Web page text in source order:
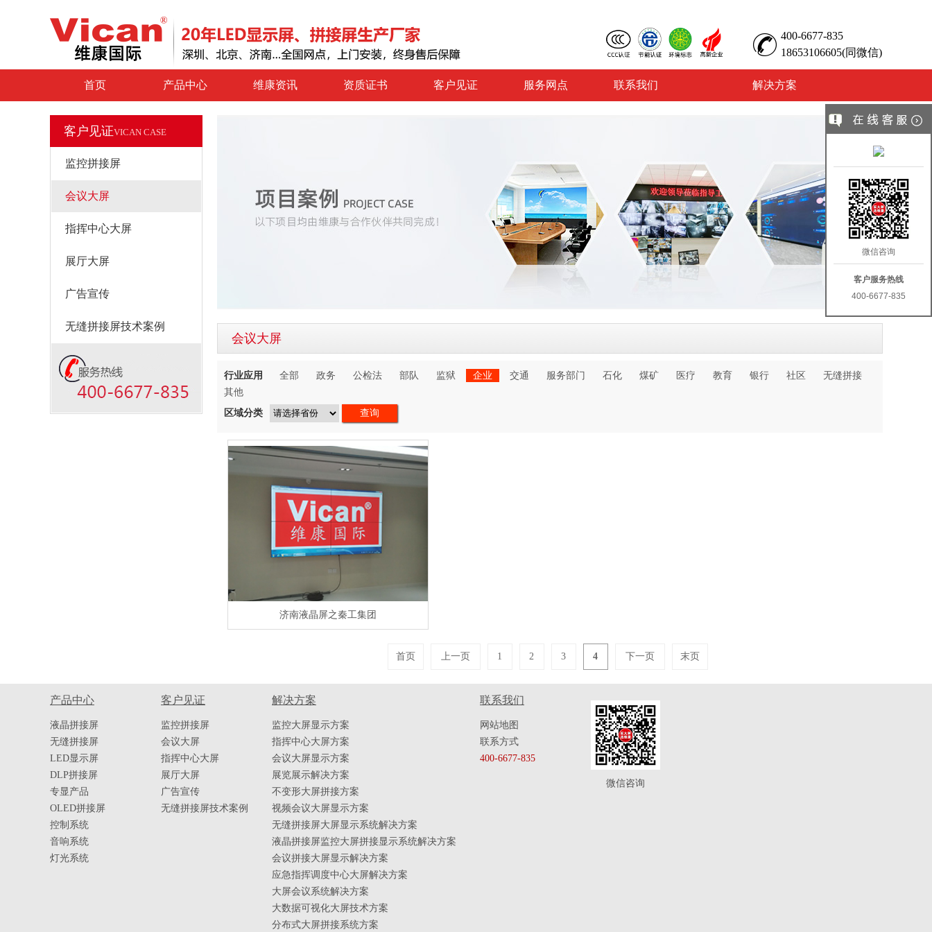
400-6677-835
18653106605(同微信)
首页 产品中心 维康资讯 资质证书 客户见证 服务网点 联系我们 解决方案
客户见证VICAN CASE
监控拼接屏
会议大屏
指挥中心大屏
展厅大屏
广告宣传
无缝拼接屏技术案例
会议大屏
行业应用 全部 政务 公检法 部队 监狱 企业 交通 服务部门 石化 煤矿 医疗 教育 银行 社区
无缝拼接
其他
区域分类
济南液晶屏之秦工集团
首页 上一页 1 2 3 4 下一页 末页
产品中心
液晶拼接屏
无缝拼接屏
LED显示屏
DLP拼接屏
专显产品
OLED拼接屏
控制系统
音响系统
灯光系统
客户见证
监控拼接屏
会议大屏
指挥中心大屏
展厅大屏
广告宣传
无缝拼接屏技术案例
解决方案
监控大屏显示方案
指挥中心大屏方案
会议大屏显示方案
展览展示解决方案
不变形大屏拼接方案
视频会议大屏显示方案
无缝拼接屏大屏显示系统解决方案
液晶拼接屏监控大屏拼接显示系统解决方案
会议拼接大屏显示解决方案
应急指挥调度中心大屏解决方案
大屏会议系统解决方案
大数据可视化大屏技术方案
分布式大屏拼接系统方案
联系我们
网站地图
联系方式
400-6677-835
微信咨询
微信咨询
客户服务热线
400-6677-835